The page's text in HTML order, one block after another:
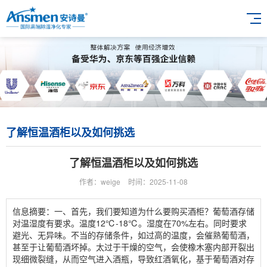
了解恒温酒柜以及如何挑选
了解恒温酒柜以及如何挑选
作者：weige 时间：2025-11-08
信息摘要：一、首先，我们要知道为什么要购买酒柜？葡萄酒存储
对温湿度有要求。温度12℃-18℃。湿度在70%左右。同时要求
避光、无异味。不当的存储条件，如过高的温度，会催熟葡萄酒，
甚至于让葡萄酒坏掉。太过于干燥的空气，会使橡木塞内部开裂出
现细微裂缝，从而空气进入酒瓶，导致红酒氧化，基于葡萄酒对存